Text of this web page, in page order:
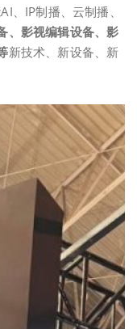
、IP制播、云制播、
、影视编辑设备、影
新技术、新设备、新